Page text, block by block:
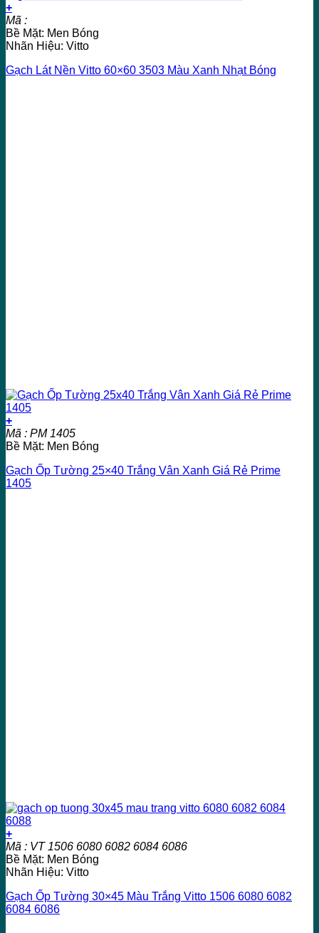
+
Mã :
Bề Mặt: Men Bóng
Nhãn Hiệu: Vitto
Gạch Lát Nền Vitto 60×60 3503 Màu Xanh Nhạt Bóng
+
Mã : PM 1405
Bề Mặt: Men Bóng
Gạch Ốp Tường 25×40 Trắng Vân Xanh Giá Rẻ Prime
1405
+
Mã : VT 1506 6080 6082 6084 6086
Bề Mặt: Men Bóng
Nhãn Hiệu: Vitto
Gạch Ốp Tường 30×45 Màu Trắng Vitto 1506 6080 6082
6084 6086